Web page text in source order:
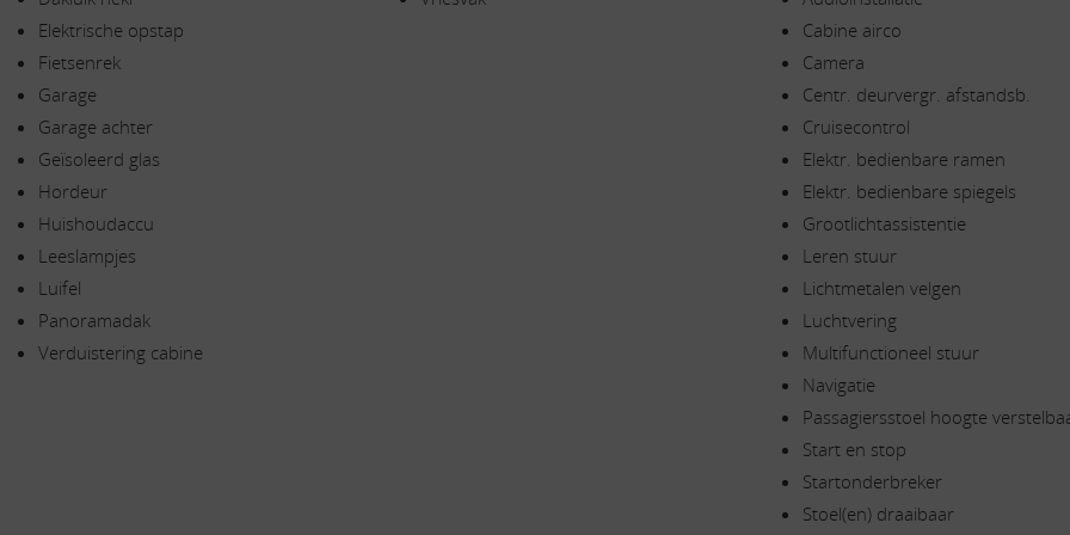
Elektrische opstap
Fietsenrek
Garage
Garage achter
Geïsoleerd glas
Hordeur
Huishoudaccu
Leeslampjes
Luifel
Panoramadak
Verduistering cabine
Cabine airco
Camera
Centr. deurvergr. afstandsb.
Cruisecontrol
Elektr. bedienbare ramen
Elektr. bedienbare spiegels
Grootlichtassistentie
Leren stuur
Lichtmetalen velgen
Luchtvering
Multifunctioneel stuur
Navigatie
Passagiersstoel hoogte
Start en stop
Startonderbreker
Stoel(en) draaibaar